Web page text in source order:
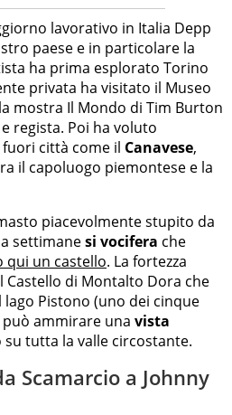
lavorativo in Italia Depp
paese e in particolare la
ha prima esplorato Torino
privata ha visitato il Museo
mostra Il Mondo di Tim Burton
regista. Poi ha voluto
città come il Canavese,
il capoluogo piemontese e la
piacevolmente stupito da
settimanesi vocifera che
un castello. La fortezza
Castello di Montalto Dora che
Pistono (uno dei cinque
può ammirare una vista
su tutta la valle circostante.
Scamarcio a Johnny